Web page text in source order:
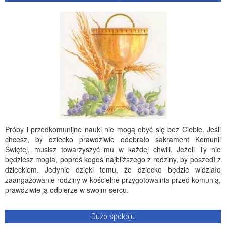
Próby i przedkomunijne nauki nie mogą obyć się bez Ciebie. Jeśli
chcesz, by dziecko prawdziwie odebrało sakrament Komunii
Świętej, musisz towarzyszyć mu w każdej chwili. Jeżeli Ty nie
będziesz mogła, poproś kogoś najbliższego z rodziny, by poszedł z
dzieckiem. Jedynie dzięki temu, że dziecko będzie widziało
zaangażowanie rodziny w kościelne przygotowalnia przed komunią,
prawdziwie ją odbierze w swoim sercu.
Dużo spokoju